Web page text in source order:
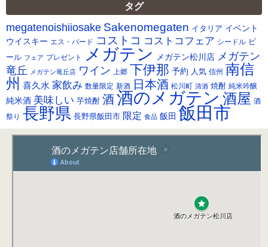
カ
イ
ブ
タグ
megatenoishiiosake Sakenomegaten イタリア イベント
ウイスキー エス・バード コストコ コストコフェア シードル ビ
ール フェア プレゼント メガテン メガテン松川店 メガテン
竜丘
メガテン竜丘店 ワイン 上郷 下伊那 予約 人気 信州 南信
州 喜久水 家飲み 数量限定 新酒 日本酒 松川町 清酒 焼酎 純米吟醸
純米酒 美味しい 芋焼酎 酒酒のメガテン 酒屋 酒
祭り 長野県 長野県飯田市 限定 食品 飯田 飯田市